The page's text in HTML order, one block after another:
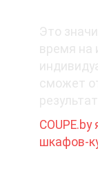
Это
время на
сможет
шкафов-